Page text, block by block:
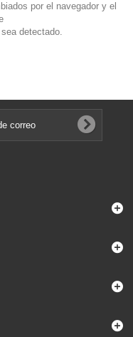
por el navegador y el
detectado.